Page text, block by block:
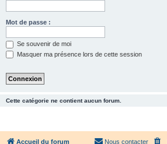
Mot de passe :
Se souvenir de moi
Masquer ma présence lors de cette session
Cette catégorie ne contient aucun forum.
Accueil du forum Nous contacter